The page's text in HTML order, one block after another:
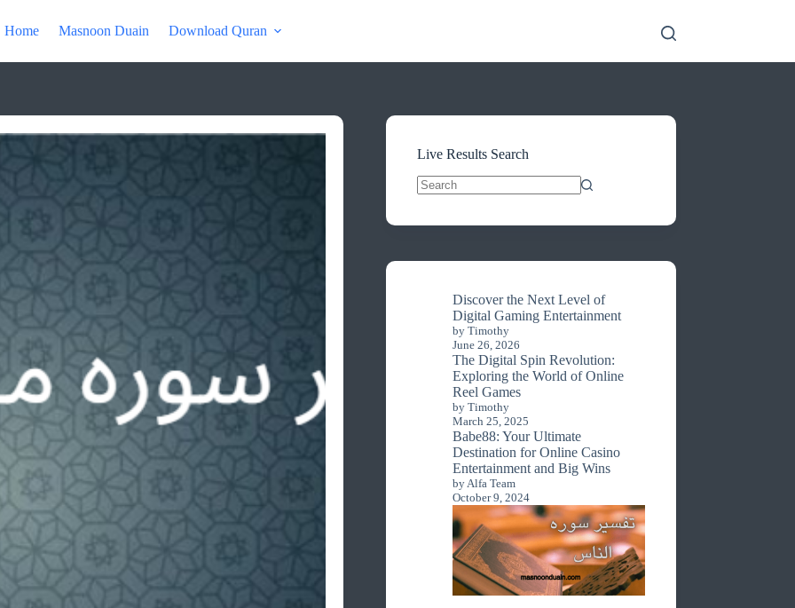
Home Masnoon Duain Download Quran
Live Results Search
Discover the Next Level of
Digital Gaming Entertainment
by Timothy
June 26, 2026
The Digital Spin Revolution:
Exploring the World of Online
Reel Games
by Timothy
March 25, 2025
Babe88: Your Ultimate
Destination for Online Casino
Entertainment and Big Wins
by Alfa Team
October 9, 2024